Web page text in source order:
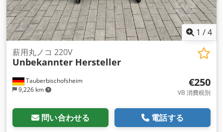
1 /4
Tauberbischofsheim
9,226 km
薪用丸ノコ 220V
Unbekannter Hersteller
€250
VB 消費税別
問い合わせる 電話する